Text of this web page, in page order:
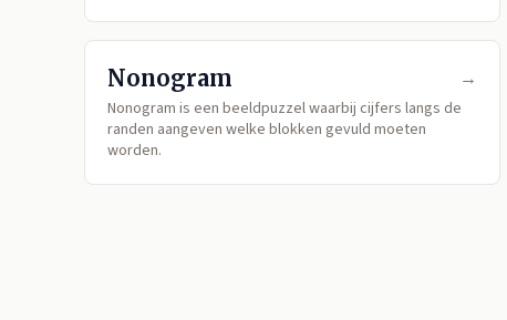
Nonogram →
Nonogram is een beeldpuzzel waarbij cijfers langs de
randen aangeven welke blokken gevuld moeten
worden.